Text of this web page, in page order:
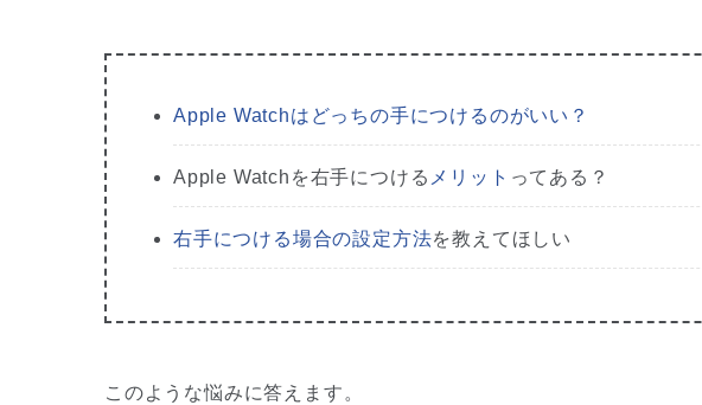
Apple Watchはどっちの手につけるのがいい？
Apple Watchを右手につける メリット ってある？
右手につける場合の設定方法を教えてほしい
このような悩みに答えます。